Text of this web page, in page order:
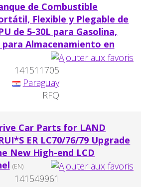
de Combustible
Flexible y Plegable de
de 5-30L para Gasolina,
para Almacenamiento en
141511705
Paraguay
RFQ
Car Parts for LAND
ER LC70/76/79 Upgrade
New High-end LCD
(EN)
141549961